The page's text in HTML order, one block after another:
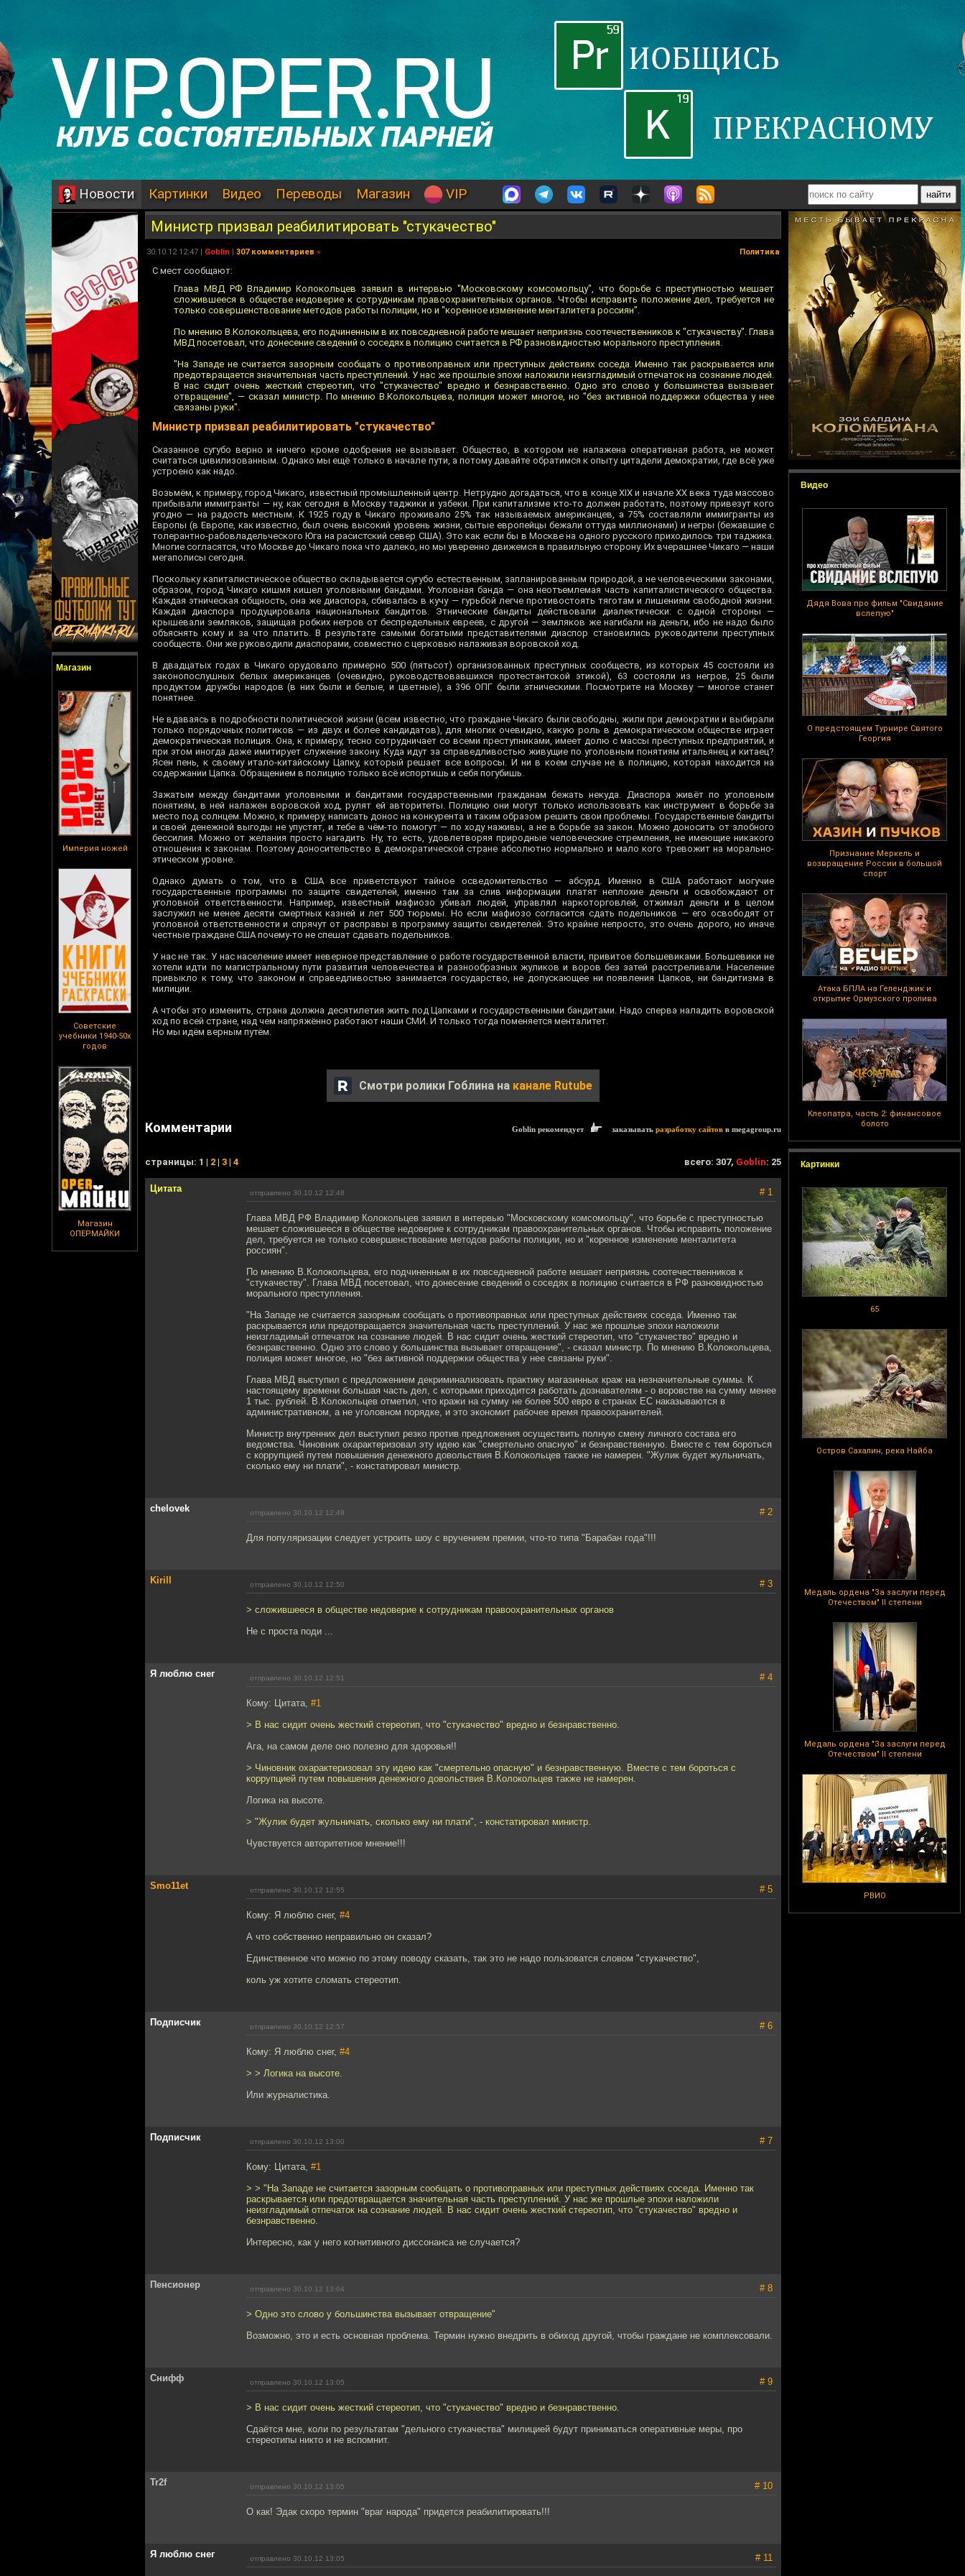
Новости Картинки Видео Переводы Магазин VIP
Магазин
Империя ножей
Советские
учебники 1940-50х
годов
Магазин
ОПЕРМАЙКИ
Видео
Дядя Вова про фильм "Свидание
вслепую"
О предстоящем Турнире Святого
Георгия
Признание Меркель и
возвращение России в большой
спорт
Атака БПЛА на Геленджик и
открытие Ормузского пролива
Клеопатра, часть 2: финансовое
болото
Картинки
65
Остров Сахалин, река Найба
Медаль ордена "За заслуги перед
Отечеством" II степени
Медаль ордена "За заслуги перед
Отечеством" II степени
РВИО
Министр призвал реабилитировать "стукачество"
30.10.12 12:47 | Goblin | 307 комментариев » Политика
С мест сообщают:
Глава МВД РФ Владимир Колокольцев заявил в интервью "Московскому комсомольцу", что борьбе с преступностью мешает
сложившееся в обществе недоверие к сотрудникам правоохранительных органов. Чтобы исправить положение дел, требуется не
только совершенствование методов работы полиции, но и "коренное изменение менталитета россиян".
По мнению В.Колокольцева, его подчиненным в их повседневной работе мешает неприязнь соотечественников к "стукачеству". Глава
МВД посетовал, что донесение сведений о соседях в полицию считается в РФ разновидностью морального преступления.
"На Западе не считается зазорным сообщать о противоправных или преступных действиях соседа. Именно так раскрывается или
предотвращается значительная часть преступлений. У нас же прошлые эпохи наложили неизгладимый отпечаток на сознание людей.
В нас сидит очень жесткий стереотип, что "стукачество" вредно и безнравственно. Одно это слово у большинства вызывает
отвращение", — сказал министр. По мнению В.Колокольцева, полиция может многое, но "без активной поддержки общества у нее
связаны руки".
Министр призвал реабилитировать "стукачество"
Сказанное сугубо верно и ничего кроме одобрения не вызывает. Общество, в котором не налажена оперативная работа, не может
считаться цивилизованным. Однако мы ещё только в начале пути, а потому давайте обратимся к опыту цитадели демократии, где всё уже
устроено как надо.
Возьмём, к примеру, город Чикаго, известный промышленный центр. Нетрудно догадаться, что в конце XIX и начале ХХ века туда массово
прибывали иммигранты — ну, как сегодня в Москву таджики и узбеки. При капитализме кто-то должен работать, поэтому привезут кого
угодно — на радость местным. К 1925 году в Чикаго проживало 25% так называемых американцев, а 75% составляли иммигранты из
Европы (в Европе, как известно, был очень высокий уровень жизни, сытые европейцы бежали оттуда миллионами) и негры (бежавшие с
толерантно-рабовладельческого Юга на расистский север США). Это как если бы в Москве на одного русского приходилось три таджика.
Многие согласятся, что Москве до Чикаго пока что далеко, но мы уверенно движемся в правильную сторону. Их вчерашнее Чикаго — наши
мегаполисы сегодня.
Поскольку капиталистическое общество складывается сугубо естественным, запланированным природой, а не человеческими законами,
образом, город Чикаго кишмя кишел уголовными бандами. Уголовная банда — она неотъемлемая часть капиталистического общества.
Каждая этническая общность, она же диаспора, сбивалась в кучу — гурьбой легче противостоять тяготам и лишениям свободной жизни.
Каждая диаспора продуцировала национальных бандитов. Этнические бандиты действовали диалектически: с одной стороны —
крышевали земляков, защищая робких негров от беспредельных евреев, с другой — земляков же нагибали на деньги, ибо не надо было
объяснять кому и за что платить. В результате самыми богатыми представителями диаспор становились руководители преступных
сообществ. Они же руководили диаспорами, совместно с церковью налаживая воровской ход.
В двадцатых годах в Чикаго орудовало примерно 500 (пятьсот) организованных преступных сообществ, из которых 45 состояли из
законопослушных белых американцев (очевидно, руководствовавшихся протестантской этикой), 63 состояли из негров, 25 были
продуктом дружбы народов (в них были и белые, и цветные), а 396 ОПГ были этническими. Посмотрите на Москву — многое станет
понятнее.
Не вдаваясь в подробности политической жизни (всем известно, что граждане Чикаго были свободны, жили при демократии и выбирали
только порядочных политиков — из двух и более кандидатов), для многих очевидно, какую роль в демократическом обществе играет
демократическая полиция. Она, к примеру, тесно сотрудничает со всеми преступниками, имеет долю с массы преступных предприятий, и
при этом иногда даже имитирует служение закону. Куда идут за справедливостью живущие по уголовным понятиям итальянец и китаец?
Ясен пень, к своему итало-китайскому Цапку, который решает все вопросы. И ни в коем случае не в полицию, которая находится на
содержании Цапка. Обращением в полицию только всё испортишь и себя погубишь.
Зажатым между бандитами уголовными и бандитами государственными гражданам бежать некуда. Диаспора живёт по уголовным
понятиям, в ней налажен воровской ход, рулят ей авторитеты. Полицию они могут только использовать как инструмент в борьбе за
место под солнцем. Можно, к примеру, написать донос на конкурента и таким образом решить свои проблемы. Государственные бандиты
и своей денежной выгоды не упустят, и тебе в чём-то помогут — по ходу наживы, а не в борьбе за закон. Можно доносить от злобного
бессилия. Можно от желания просто нагадить. Ну, то есть, удовлетворяя природные человеческие стремления, не имеющие никакого
отношения к законам. Поэтому доносительство в демократической стране абсолютно нормально и мало кого тревожит на морально-
этическом уровне.
Однако думать о том, что в США все приветствуют тайное осведомительство — абсурд. Именно в США работают могучие
государственные программы по защите свидетелей, именно там за слив информации платят неплохие деньги и освобождают от
уголовной ответственности. Например, известный мафиозо убивал людей, управлял наркоторговлей, отжимал деньги и в целом
заслужил не менее десяти смертных казней и лет 500 тюрьмы. Но если мафиозо согласится сдать подельников — его освободят от
уголовной ответственности и спрячут от расправы в программу защиты свидетелей. Это крайне непросто, это очень дорого, но иначе
честные граждане США почему-то не спешат сдавать подельников.
У нас не так. У нас население имеет неверное представление о работе государственной власти, привитое большевиками. Большевики не
хотели идти по магистральному пути развития человечества и разнообразных жуликов и воров без затей расстреливали. Население
привыкло к тому, что законом и справедливостью занимается государство, не допускающее ни появления Цапков, ни бандитизма в
милиции.
А чтобы это изменить, страна должна десятилетия жить под Цапками и государственными бандитами. Надо сперва наладить воровской
ход по всей стране, над чем напряжённо работают наши СМИ. И только тогда поменяется менталитет.
Но мы идём верным путём.
Смотри ролики Гоблина на канале Rutube
Комментарии Goblin рекомендует заказывать разработку сайтов в megagroup.ru
cтраницы: 1 | 2 | 3 | 4 всего: 307, Goblin: 25
Цитата отправлено 30.10.12 12:48 # 1
Глава МВД РФ Владимир Колокольцев заявил в интервью "Московскому комсомольцу", что борьбе с преступностью
мешает сложившееся в обществе недоверие к сотрудникам правоохранительных органов. Чтобы исправить положение
дел, требуется не только совершенствование методов работы полиции, но и "коренное изменение менталитета
россиян".
По мнению В.Колокольцева, его подчиненным в их повседневной работе мешает неприязнь соотечественников к
"стукачеству". Глава МВД посетовал, что донесение сведений о соседях в полицию считается в РФ разновидностью
морального преступления.
"На Западе не считается зазорным сообщать о противоправных или преступных действиях соседа. Именно так
раскрывается или предотвращается значительная часть преступлений. У нас же прошлые эпохи наложили
неизгладимый отпечаток на сознание людей. В нас сидит очень жесткий стереотип, что "стукачество" вредно и
безнравственно. Одно это слово у большинства вызывает отвращение", - сказал министр. По мнению В.Колокольцева,
полиция может многое, но "без активной поддержки общества у нее связаны руки".
Глава МВД выступил с предложением декриминализовать практику магазинных краж на незначительные суммы. К
настоящему времени большая часть дел, с которыми приходится работать дознавателям - о воровстве на сумму менее
1 тыс. рублей. В.Колокольцев отметил, что кражи на сумму не более 500 евро в странах ЕС наказываются в
административном, а не уголовном порядке, и это экономит рабочее время правоохранителей.
Министр внутренних дел выступил резко против предложения осуществить полную смену личного состава его
ведомства. Чиновник охарактеризовал эту идею как "смертельно опасную" и безнравственную. Вместе с тем бороться
с коррупцией путем повышения денежного довольствия В.Колокольцев также не намерен. "Жулик будет жульничать,
сколько ему ни плати", - констатировал министр.
chelovek отправлено 30.10.12 12:49 # 2
Для популяризации следует устроить шоу с вручением премии, что-то типа "Барабан года"!!!
Kirill отправлено 30.10.12 12:50 # 3
> cложившееся в обществе недоверие к сотрудникам правоохранительных органов
Не с проста поди ...
Я люблю снег отправлено 30.10.12 12:51 # 4
Кому: Цитата, #1
> В нас сидит очень жесткий стереотип, что "стукачество" вредно и безнравственно.
Ага, на самом деле оно полезно для здоровья!!
> Чиновник охарактеризовал эту идею как "смертельно опасную" и безнравственную. Вместе с тем бороться с
коррупцией путем повышения денежного довольствия В.Колокольцев также не намерен.
Логика на высоте.
> "Жулик будет жульничать, сколько ему ни плати", - констатировал министр.
Чувствуется авторитетное мнение!!!
Smo11et отправлено 30.10.12 12:55 # 5
Кому: Я люблю снег, #4
А что собственно неправильно он сказал?
Единственное что можно по этому поводу сказать, так это не надо пользоватся словом "стукачество",
коль уж хотите сломать стереотип.
Подписчик отправлено 30.10.12 12:57 # 6
Кому: Я люблю снег, #4
> > Логика на высоте.
Или журналистика.
Подписчик отправлено 30.10.12 13:00 # 7
Кому: Цитата, #1
> > "На Западе не считается зазорным сообщать о противоправных или преступных действиях соседа. Именно так
раскрывается или предотвращается значительная часть преступлений. У нас же прошлые эпохи наложили
неизгладимый отпечаток на сознание людей. В нас сидит очень жесткий стереотип, что "стукачество" вредно и
безнравственно.
Интересно, как у него когнитивного диссонанса не случается?
Пенсионер отправлено 30.10.12 13:04 # 8
> Одно это слово у большинства вызывает отвращение"
Возможно, это и есть основная проблема. Термин нужно внедрить в обиход другой, чтобы граждане не комплексовали.
Снифф отправлено 30.10.12 13:05 # 9
> В нас сидит очень жесткий стереотип, что "стукачество" вредно и безнравственно.
Сдаётся мне, коли по результатам "дельного стукачества" милицией будут приниматься оперативные меры, про
стереотипы никто и не вспомнит.
Tr2f отправлено 30.10.12 13:05 # 10
О как! Эдак скоро термин "враг народа" придется реабилитировать!!!
Я люблю снег отправлено 30.10.12 13:05 # 11